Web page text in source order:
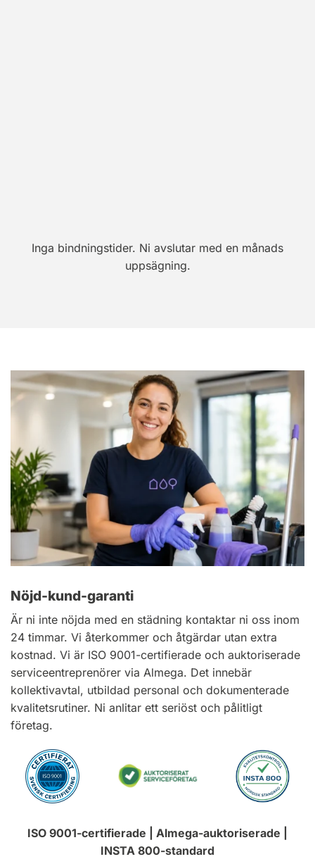
Inga bindningstider. Ni avslutar med en månads
uppsägning.
Nöjd-kund-garanti
Är ni inte nöjda med en städning kontaktar ni oss inom
24 timmar. Vi återkommer och åtgärdar utan extra
kostnad. Vi är ISO 9001-certifierade och auktoriserade
serviceentreprenörer via Almega. Det innebär
kollektivavtal, utbildad personal och dokumenterade
kvalitetsrutiner. Ni anlitar ett seriöst och pålitligt
företag.
ISO 9001-certifierade | Almega-auktoriserade |
INSTA 800-standard